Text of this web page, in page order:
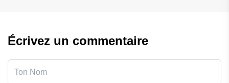
Écrivez un commentaire